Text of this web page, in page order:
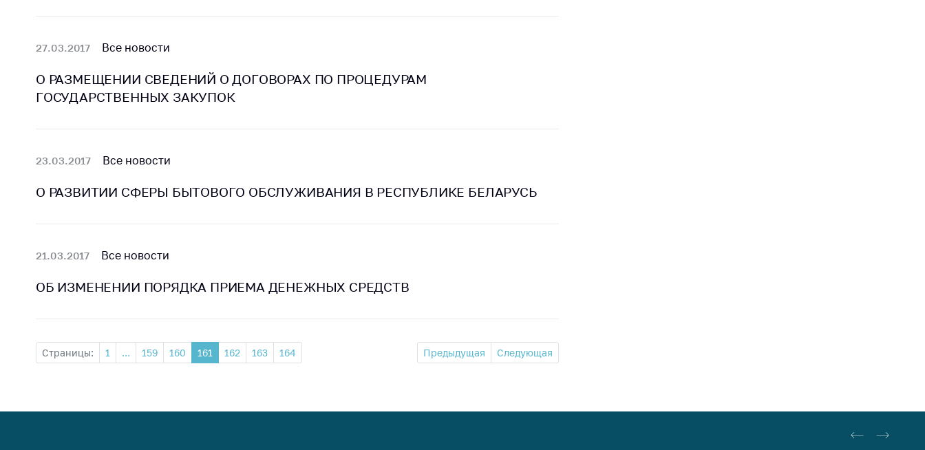
27.03.2017 Все новости
О РАЗМЕЩЕНИИ СВЕДЕНИЙ О ДОГОВОРАХ ПО ПРОЦЕДУРАМ
ГОСУДАРСТВЕННЫХ ЗАКУПОК
23.03.2017 Все новости
О РАЗВИТИИ СФЕРЫ БЫТОВОГО ОБСЛУЖИВАНИЯ В РЕСПУБЛИКЕ БЕЛАРУСЬ
21.03.2017 Все новости
ОБ ИЗМЕНЕНИИ ПОРЯДКА ПРИЕМА ДЕНЕЖНЫХ СРЕДСТВ
Страницы: 1 ... 159 160 161 162 163 164 Предыдущая Следующая